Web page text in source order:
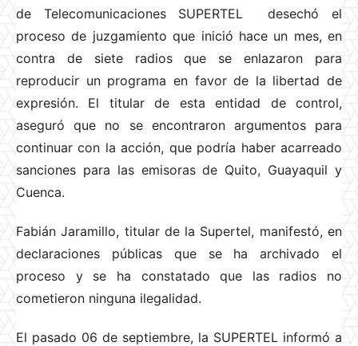
de Telecomunicaciones SUPERTEL desechó el
proceso de juzgamiento que inició hace un mes, en
contra de siete radios que se enlazaron para
reproducir un programa en favor de la libertad de
expresión. El titular de esta entidad de control,
aseguró que no se encontraron argumentos para
continuar con la acción, que podría haber acarreado
sanciones para las emisoras de Quito, Guayaquil y
Cuenca.
Fabián Jaramillo, titular de la Supertel, manifestó, en
declaraciones públicas que se ha archivado el
proceso y se ha constatado que las radios no
cometieron ninguna ilegalidad.
El pasado 06 de septiembre, la SUPERTEL informó a